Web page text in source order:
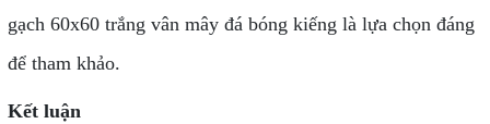
gạch 60x60 trắng vân mây đá bóng kiếng là lựa chọn đáng
để tham khảo.
Kết luận